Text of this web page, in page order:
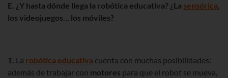
E. ¿Y hasta dónde llega la robótica educativa? ¿La sensórica,
los videojuegos… los móviles?
T. La robótica educativa cuenta con muchas posibilidades:
además de trabajar con motores para que el robot se mueva,